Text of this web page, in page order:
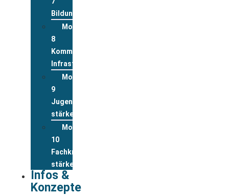
Bildung
Modul
8
Kommunale
Infrastrukturen
Modul
9
Jugend
stärken
Modul
10
Fachkräfte
stärken
Infos &
Konzepte